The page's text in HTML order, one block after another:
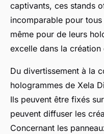
captivants, ces stands
incomparable pour
même pour de leurs
excelle dans la
Du divertissement à la
hologrammes de Xela
Ils peuvent être fixés
peuvent diffuser les
Concernant les